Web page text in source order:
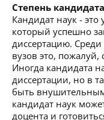
Степень
Кандидат наук - это
который успешно
диссертацию. Среди
вузов это, пожалуй,
Иногда кандидата
диссертации, но в
быть
кандидат наук
доцента и